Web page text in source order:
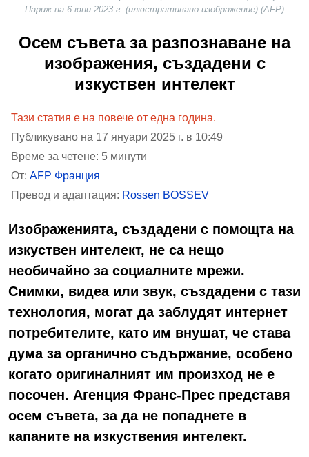
Париж на 6 юни 2023 г. (илюстративано изображение) (AFP)
Осем съвета за разпознаване на
изображения, създадени с
изкуствен интелект
Тази статия е на повече от една година.
Публикувано на 17 януари 2025 г. в 10:49
Време за четене: 5 минути
От: AFP Франция
Превод и адаптация: Rossen BOSSEV
Изображенията, създадени с помощта на
изкуствен интелект, не са нещо
необичайно за социалните мрежи.
Снимки, видеа или звук, създадени с тази
технология, могат да заблудят интернет
потребителите, като им внушат, че става
дума за органично съдържание, особено
когато оригиналният им произход не е
посочен. Агенция Франс-Прес представя
осем съвета, за да не попаднете в
капаните на изкуствения интелект.